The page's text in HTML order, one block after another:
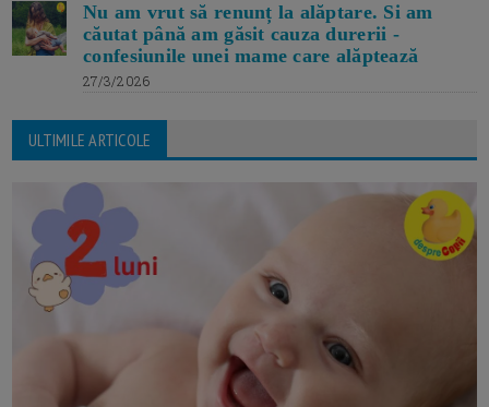
Nu am vrut să renunț la alăptare. Si am
căutat până am găsit cauza durerii -
confesiunile unei mame care alăptează
27/3/2026
ULTIMILE ARTICOLE